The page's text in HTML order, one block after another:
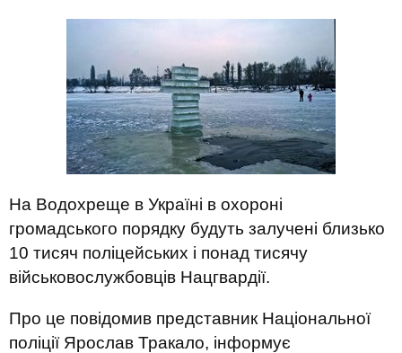
На Водохреще в Україні в охороні
громадського порядку будуть залучені близько
10 тисяч поліцейських і понад тисячу
військовослужбовців Нацгвардії.
Про це повідомив представник Національної
поліції Ярослав Тракало, інформує